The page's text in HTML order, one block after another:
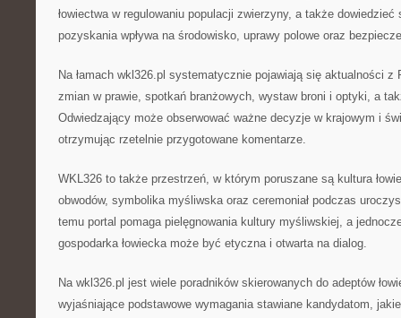
łowiectwa w regulowaniu populacji zwierzyny, a także
pozyskania wpływa na środowisko, uprawy polowe oraz
Na łamach wkl326.pl systematycznie pojawiają się aktualności
zmian w prawie, spotkań branżowych, wystaw broni i optyki, a
Odwiedzający może obserwować ważne decyzje w krajowym i
otrzymując rzetelnie przygotowane komentarze.
WKL326 to także przestrzeń, w którym poruszane są kultura
obwodów, symbolika myśliwska oraz ceremoniał podczas
temu portal pomaga pielęgnowania kultury myśliwskiej, a
gospodarka łowiecka może być etyczna i otwarta na dialog.
Na wkl326.pl jest wiele poradników skierowanych do adeptów
wyjaśniające podstawowe wymagania stawiane kandydatom,